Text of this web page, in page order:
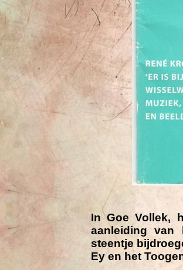
In Goe Vollek,
aanleiding
steentje
Ey en het